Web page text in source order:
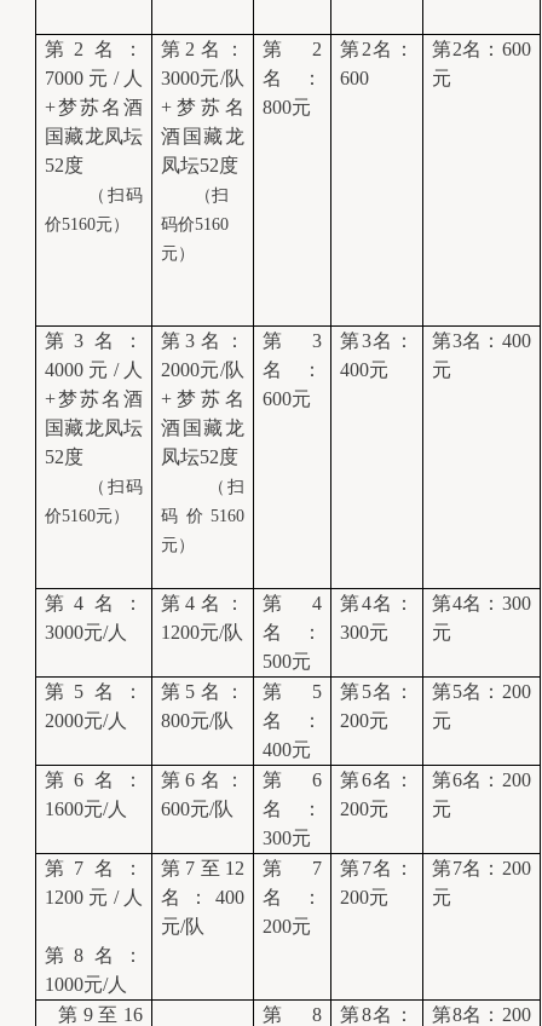
第2名：
7000元/人
+梦苏名酒
国藏龙凤坛
52度
（扫码
价5160元）
第2名：
3000元/队
+梦苏名
酒国藏龙
凤坛52度
（扫
码价5160
元）
第2
名：
800元
第2名：
600
第2名：600
元
第3名：
4000元/人
+梦苏名酒
国藏龙凤坛
52度
（扫码
价5160元）
第3名：
2000元/队
+梦苏名
酒国藏龙
凤坛52度
（扫
码价 5160
元）
第3
名：
600元
第3名：
400元
第3名：400
元
第4名：
3000元/人
第4名：
1200元/队
第4
名：
500元
第4名：
300元
第4名：300
元
第5名：
2000元/人
第5名：
800元/队
第5
名：
400元
第5名：
200元
第5名：200
元
第6名：
1600元/人
第6名：
600元/队
第6
名：
300元
第6名：
200元
第6名：200
元
第7名：
1200元/人
第8名：
1000元/人
第7至12
名：400
元/队
第7
名：
200元
第7名：
200元
第7名：200
元
第9至16
第8
第8名：
第8名：200